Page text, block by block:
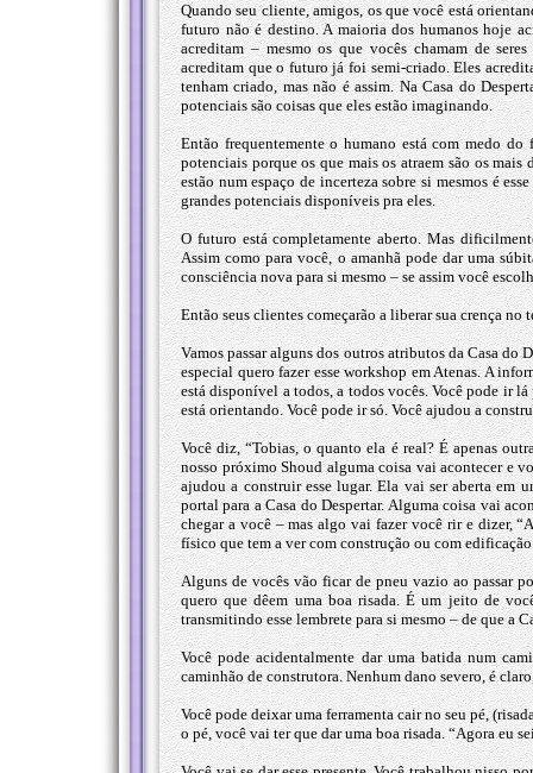
Quando seu cliente, amigos, os que você está
futuro não é destino. A maioria dos humanos hoje
acreditam – mesmo os que vocês chamam de
acreditam que o futuro já foi semi-criado. Eles
tenham criado, mas não é assim. Na Casa do
potenciais são coisas que eles estão imaginando.
Então frequentemente o humano está com medo
potenciais porque os que mais os atraem são os mais
estão num espaço de incerteza sobre si mesmos é
grandes potenciais disponíveis pra eles.
O futuro está completamente aberto. Mas
Assim como para você, o amanhã pode dar uma
consciência nova para si mesmo – se assim você
Então seus clientes começarão a liberar sua crença no
Vamos passar alguns dos outros atributos da Casa do
especial quero fazer esse workshop em Atenas. A
está disponível a todos, a todos vocês. Você pode ir
está orientando. Você pode ir só. Você ajudou a
Você diz, “Tobias, o quanto ela é real? É apenas
nosso próximo Shoud alguma coisa vai acontecer e
ajudou a construir esse lugar. Ela vai ser aberta em
portal para a Casa do Despertar. Alguma coisa vai
chegar a você – mas algo vai fazer você rir e dizer,
físico que tem a ver com construção ou com
Alguns de vocês vão ficar de pneu vazio ao passar
quero que dêem uma boa risada. É um jeito de
transmitindo esse lembrete para si mesmo – de que a
Você pode acidentalmente dar uma batida num
caminhão de construtora. Nenhum dano severo, é
Você pode deixar uma ferramenta cair no seu pé,
o pé, você vai ter que dar uma boa risada. “Agora eu